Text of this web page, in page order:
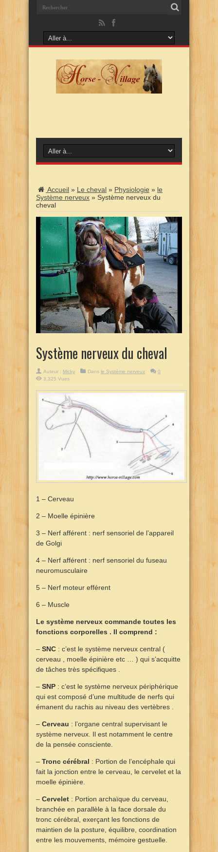
Accueil » Le cheval » Physiologie » le
Système nerveux » Système nerveux du
cheval
Système nerveux du cheval
Auteur : Micky Dans le Système nerveux
0
3,325 Vues
1 – Cerveau
2 – Moelle épinière
3 – Nerf afférent : nerf sensoriel de l’appareil
de Golgi
4 – Nerf afférent : nerf sensoriel du fuseau
neuromusculaire
5 – Nerf moteur efférent
6 – Muscle
Le système nerveux commande toutes les
fonctions corporelles . Il comprend :
– SNC : c’est le système nerveux central (
cerveau , moelle épinière etc … ) qui s’acquitte
de tâches très spécifiques .
– SNP : c’est le système nerveux périphérique
qui est composé d’une multitude de nerfs qui
émanent du rachis au niveau des vertèbres .
– Cerveau : l’organe central supervisant le
système nerveux. Il est notamment le centre
de la pensée consciente.
– Tronc cérébral : Portion de l’encéphale qui
fait la jonction entre le cerveau, le cervelet et la
moelle épinière.
– Cervelet : Portion archaïque du cerveau,
branchée en parallèle à la face dorsale du
tronc cérébral, exerçant les fonctions de
maintien de la posture, équilibre, coordination
entre les mouvements, mémoire gestuelle.